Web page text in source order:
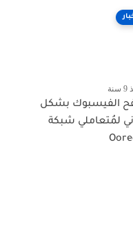
الفيسبوك بشكل
لمُتعاملي شبكة